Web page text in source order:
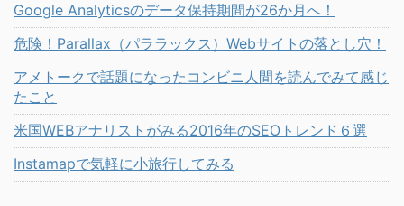
Google Analyticsのデータ保持期間が26か月へ！
危険！Parallax（パララックス）Webサイトの落とし穴！
アメトークで話題になったコンビニ人間を読んでみて感じ
たこと
米国WEBアナリストがみる2016年のSEOトレンド６選
Instamapで気軽に小旅行してみる